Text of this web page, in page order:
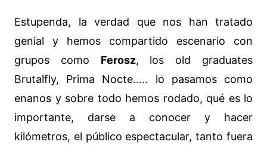
Estupenda, la verdad que nos han tratado
genial y hemos compartido escenario con
grupos como Ferosz, los old graduates
Brutalfly, Prima Nocte….. lo pasamos como
enanos y sobre todo hemos rodado, qué es lo
importante, darse a conocer y hacer
kilómetros, el público espectacular, tanto fuera